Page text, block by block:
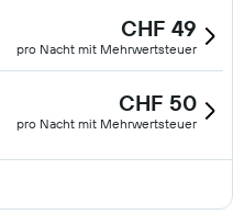
CHF 49
pro Nacht mit Mehrwertsteuer
CHF 50
pro Nacht mit Mehrwertsteuer